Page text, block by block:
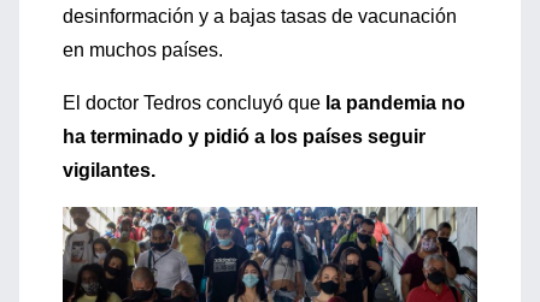
desinformación y a bajas tasas de vacunación
en muchos países.
El doctor Tedros concluyó que la pandemia no
ha terminado y pidió a los países seguir
vigilantes.